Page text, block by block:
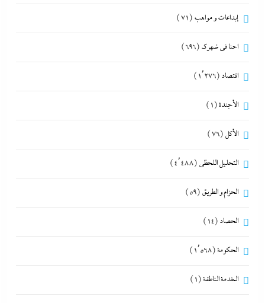
إبداعات و مواهب (71)
احنا في ضهرك (696)
اقتصاد (1٬276)
الأجندة(1)
الأكل (76)
التحليل اللحظي (4٬488)
الحزام و الطريق (59)
الحصاد (14)
الحكومة(1٬568)
الخدمة الناطقة(1)